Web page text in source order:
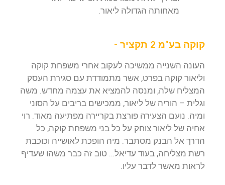
מאחותה הגדולה ליאור.
קוקה בע"מ 2 תקציר -
העונה השנייה ממשיכה לעקוב אחרי משפחת קוקה
וליאור קוקה בפרט, אשר מתמודדת עם סגירת העסק
המצליח שלה, ומנסה להמציא את עצמה מחדש. משה
וגלית – הוריה של ליאור, ממכישים בריבים על הסוני
ומיה. נועם הצעירה פורצת בקריירה מפתיעה מאוד. רוי
אחיה של ליאור צוחק על כל בני משפחת קוקה, כל
הדרך אל הבנק מסתבר. מיה הופכת לאושייה וכוכבת
רשת מצליחה, בעוד עדיאל… טוב זה כבר משהו שעדיף
לראות מאשר לדבר עליו.